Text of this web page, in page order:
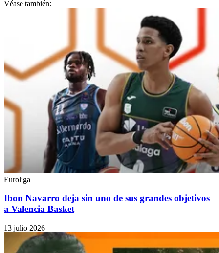
Véase también:
Euroliga
Ibon Navarro deja sin uno de sus grandes objetivos
a Valencia Basket
13 julio 2026